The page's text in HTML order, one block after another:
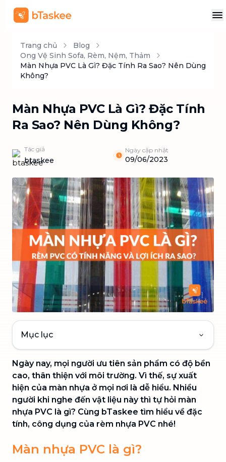
Trang chủ
Blog
Ong Vệ Sinh Sofa, Rèm, Nệm, Thảm
Màn Nhựa PVC Là Gì? Đặc Tính Ra Sao? Nên Dùng
Không?
Màn Nhựa PVC Là Gì? Đặc Tính
Ra Sao? Nên Dùng Không?
Tác giả
btaskee
Ngày cập nhật
09/06/2023
Mục lục
Ngày nay, mọi người ưu tiên sản phẩm có độ bền
cao, thân thiện với môi trường. Vì thế, sự xuất
hiện của màn nhựa ở mọi nơi là dễ hiểu. Nhiều
người khi nghe đến vật liệu này thì tự hỏi màn
nhựa PVC là gì? Cùng bTaskee tìm hiểu về đặc
tính, công dụng của rèm nhựa PVC nhé!
Màn nhựa PVC là gì?